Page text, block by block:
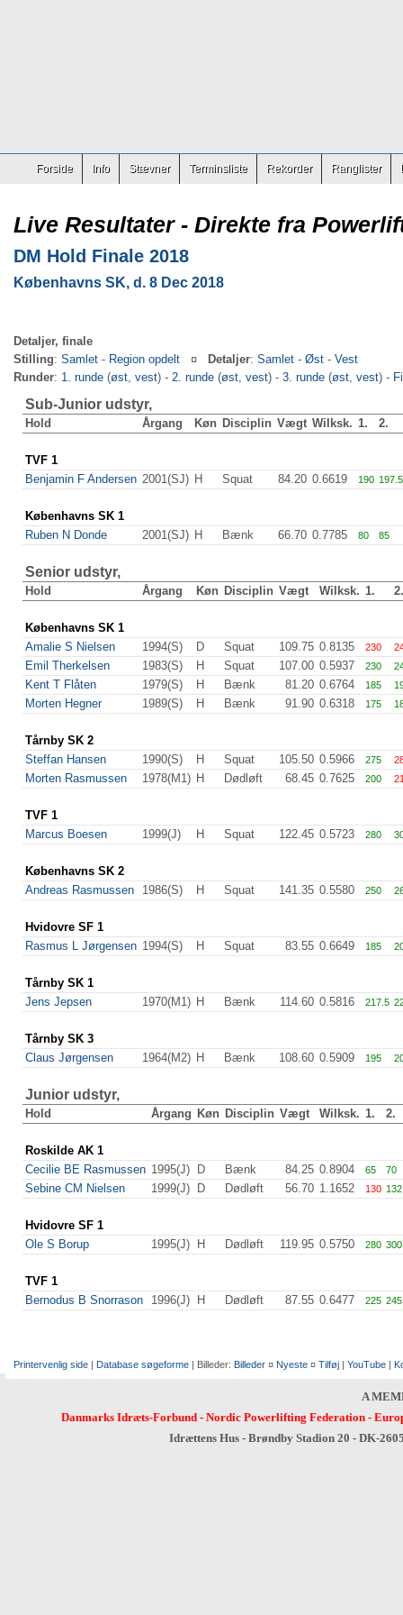
Forside Info Stævner Terminsliste Rekorder Ranglister
Live Resultater - Direkte fra
DM Hold Finale 2018
Københavns SK, d. 8 Dec 2018
Detaljer, finale
Stilling: Samlet - Region opdelt ¤ Detaljer: Samlet - Øst - Vest
Runder: 1. runde (øst, vest) - 2. runde (øst, vest) - 3. runde (øst, vest) -
Sub-Junior udstyr,
Hold Årgang Køn Disciplin Vægt Wilksk. 1. 2.
TVF 1
Benjamin F Andersen 2001(SJ) H Squat 84.20 0.6619 190 197.5
Københavns SK 1
Ruben N Donde
2001(SJ) H Bænk 66.70 0.7785 80 85
Senior udstyr,
Hold Årgang Køn Disciplin Vægt Wilksk. 1. 2.
Københavns SK 1
Amalie S Nielsen
1994(S) D Squat 109.75 0.8135 230
Emil Therkelsen 1983(S) H Squat 107.00 0.5937 230
Kent T Flåten 1979(S) H Bænk 81.20 0.6764 185
Morten Hegner 1989(S) H Bænk 91.90 0.6318 175
Tårnby SK 2
Steffan Hansen
1990(S) H Squat 105.50 0.5966 275
Morten Rasmussen 1978(M1) H Dødløft 68.45 0.7625 200
TVF 1
Marcus Boesen
1999(J) H Squat 122.45 0.5723 280
Københavns SK 2
Andreas Rasmussen
1986(S) H Squat 141.35 0.5580 250
Hvidovre SF 1
Rasmus L Jørgensen 1994(S) H Squat 83.55 0.6649 185
Tårnby SK 1
Jens Jepsen
1970(M1) H Bænk 114.60 0.5816 217.5
Tårnby SK 3
Claus Jørgensen
1964(M2) H Bænk 108.60 0.5909 195
Junior udstyr,
Hold Årgang Køn Disciplin Vægt Wilksk. 1. 2.
Roskilde AK 1
Cecilie BE Rasmussen 1995(J) D Bænk 84.25 0.8904 65 70
Sebine CM Nielsen 1999(J) D Dødløft 56.70 1.1652 130
Hvidovre SF 1
Ole S Borup
1995(J) H Dødløft 119.95 0.5750 280 300
TVF 1
Bernodus B Snorrason
1996(J) H Dødløft 87.55 0.6477 225 245
Printervenlig side | Database søgeforme | Billeder: Billeder ¤ Nyeste ¤ Tilføj | YouTube |
A
Danmarks Idræts-Forbund- Nordic Powerlifting Federation-
Idrættens Hus - Brøndby Stadion 20 - DK-